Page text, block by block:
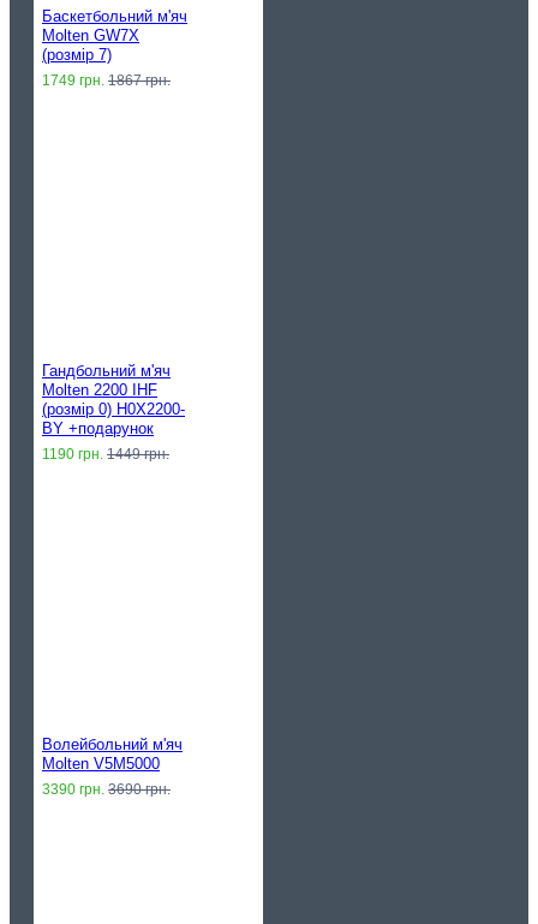
Баскетбольний м'яч
Molten GW7X
(розмір 7)
1749 грн. 1867 грн.
Гандбольний м'яч
Molten 2200 IHF
(розмір 0) H0X2200-
BY +подарунок
1190 грн. 1449 грн.
Волейбольний м'яч
Molten V5M5000
3390 грн. 3690 грн.